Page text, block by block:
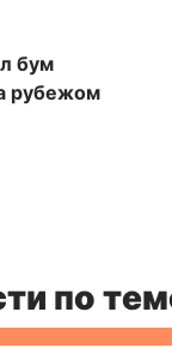
бум
рубежом
по